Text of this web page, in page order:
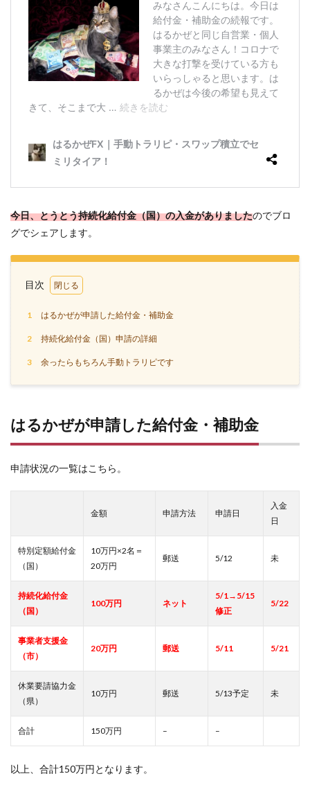
今日、とうとう持続化給付金（国）の入金がありましたのでブロ
グでシェアします。
目次
1 はるかぜが申請した給付金・補助金
2 持続化給付金（国）申請の詳細
3 余ったらもちろん手動トラリピです
はるかぜが申請した給付金・補助金
申請状況の一覧はこちら。
金額 申請方法 申請日
入金
日
特別定額給付金
（国）
10万円×2名＝
20万円
郵送 5/12 未
持続化給付金
（国）
100万円 ネット
5/1→5/15
修正
5/22
事業者支援金
（市）
20万円 郵送 5/11 5/21
休業要請協力金
（県）
10万円 郵送 5/13予定 未
合計 150万円 – –
以上、合計150万円となります。